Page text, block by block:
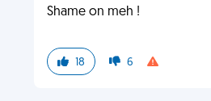
Shame on meh !
18 6